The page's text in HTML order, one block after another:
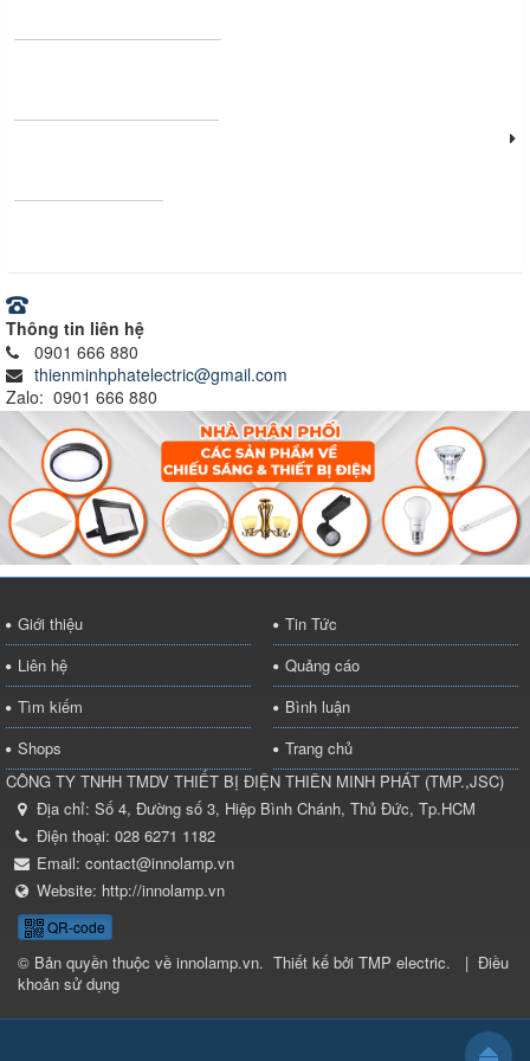
Thông tin liên hệ
0901 666 880
thienminhphatelectric@gmail.com
Zalo: 0901 666 880
Giới thiệu
Tin Tức
Liên hệ
Quảng cáo
Tìm kiếm
Bình luận
Shops
Trang chủ
CÔNG TY TNHH TMDV THIẾT BỊ ĐIỆN THIÊN MINH PHÁT (TMP.,JSC)
Địa chỉ: Số 4, Đường số 3, Hiệp Bình Chánh, Thủ Đức, Tp.HCM
Điện thoại: 028 6271 1182
Email: contact@innolamp.vn
Website: http://innolamp.vn
QR-code
© Bản quyền thuộc về innolamp.vn. Thiết kế bởi TMP electric. | Điều
khoản sử dụng